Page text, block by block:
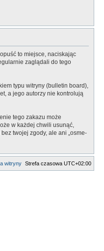
to miejsce, naciskając
zaglądali do tego
typu witryny (bulletin board),
a jego autorzy nie kontrolują
tego zakazu może
w każdej chwili usunąć,
twojej zgody, ale ani „osme-
Strefa czasowa UTC+02:00
witryny